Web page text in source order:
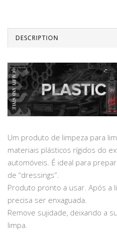
DESCRIPTION
Um produto de limpeza para
materiais plásticos rígidos do
automóveis. É ideal para
de “dressings”.
Produto pronto a usar. Após a
precisa ser enxaguada.
Remove sujidade, deixando a
limpa.